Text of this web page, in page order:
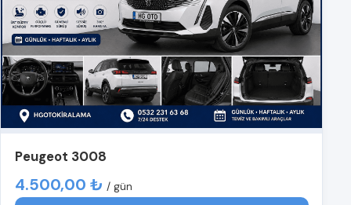
Peugeot 3008
4.500,00 ₺ / gün